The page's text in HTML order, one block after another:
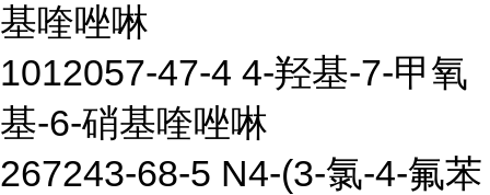
基喹唑啉
1012057-47-4 4-羟基-7-甲氧
基-6-硝基喹唑啉
267243-68-5 N4-(3-氯-4-氟苯